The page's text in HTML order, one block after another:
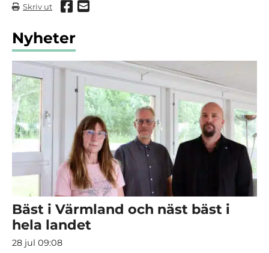
Skriv ut Dela via Facebook
Dela via mail
Nyheter
Bäst i Värmland och näst bäst i
hela landet
28 jul 09:08